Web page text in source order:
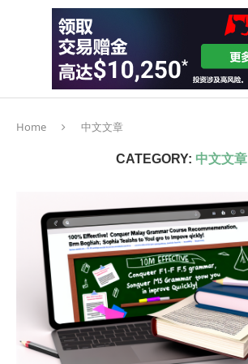
Home 中文文章
CATEGORY: 中文文章